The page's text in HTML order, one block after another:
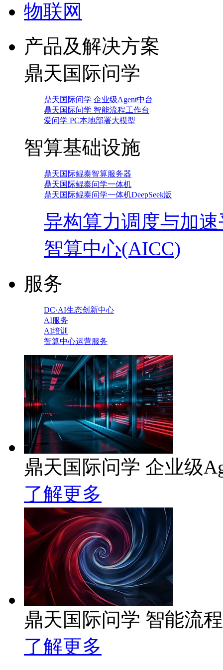
物联网
产品及解决方案
鼎天国际问学
鼎天国际问学 企业级Agent中台
鼎天国际问学 智能流程工作台
爱问学 PC本地部署大模型
智算基础设施
鼎天国际鲲泰智算服务器
鼎天国际鲲泰问学一体机
鼎天国际鲲泰问学一体机DeepSeek版
异构算力调度与加
智算中心(AICC)
服务
DC·AI生态创新中心
AI服务
AI培训
智算中心运营服务
鼎天国际问学 企业级
了解更多
鼎天国际问学 智能流
了解更多